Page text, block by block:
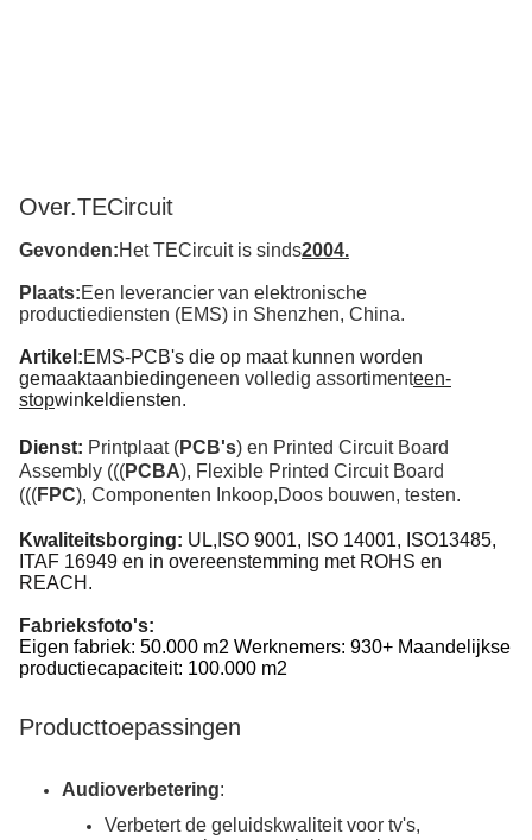
Over.TECircuit
Gevonden:Het TECircuit is sinds2004.
Plaats:Een leverancier van elektronische
productiediensten (EMS) in Shenzhen, China.
Artikel:EMS-PCB's die op maat kunnen worden
gemaaktaanbiedingeneen volledig assortimenteen-
stopwinkeldiensten.
Dienst: Printplaat (PCB's) en Printed Circuit Board
Assembly (((PCBA), Flexible Printed Circuit Board
(((FPC), Componenten Inkoop,Doos bouwen, testen.
Kwaliteitsborging: UL,ISO 9001, ISO 14001, ISO13485,
ITAF 16949 en in overeenstemming met ROHS en
REACH.
Fabrieksfoto's:
Eigen fabriek: 50.000 m2 Werknemers: 930+ Maandelijkse
productiecapaciteit: 100.000 m2
Producttoepassingen
Audioverbetering:
Verbetert de geluidskwaliteit voor tv's,